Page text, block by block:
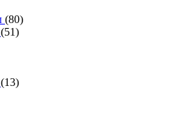
(80)
(51)
(13)